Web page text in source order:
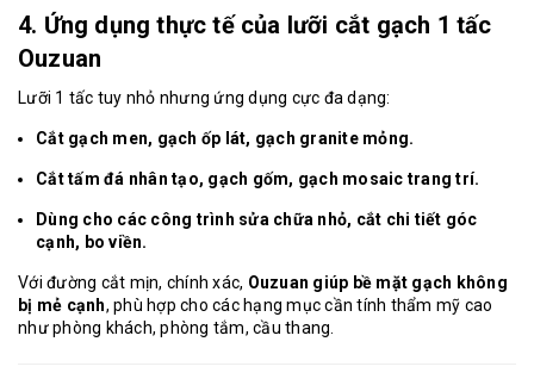
4. Ứng dụng thực tế của lưỡi cắt gạch 1 tấc
Ouzuan
Lưỡi 1 tấc tuy nhỏ nhưng ứng dụng cực đa dạng:
Cắt gạch men, gạch ốp lát, gạch granite mỏng.
Cắt tấm đá nhân tạo, gạch gốm, gạch mosaic trang trí.
Dùng cho các công trình sửa chữa nhỏ, cắt chi tiết góc
cạnh, bo viền.
Với đường cắt mịn, chính xác, Ouzuan giúp bề mặt gạch không
bị mẻ cạnh, phù hợp cho các hạng mục cần tính thẩm mỹ cao
như phòng khách, phòng tắm, cầu thang.